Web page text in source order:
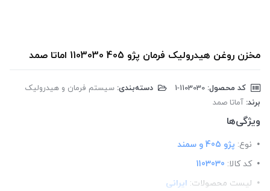
مخزن روغن هیدرولیک فرمان پژو 405 1103030 اماتا صمد
کد محصول: دسته‌بندی: سیستم فرمان و هیدرولیک
برند: آماتا صمد
ویژگی‌ها
نوع: پژو 405 و سمند
کد کالا: 1103030
لیست محصولات: ایرانی